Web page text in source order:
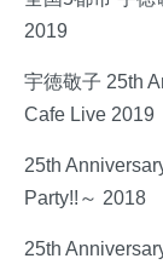
2019
宇徳敬子 25th
Cafe Live 2019
25th
Party!!～ 2018
25th